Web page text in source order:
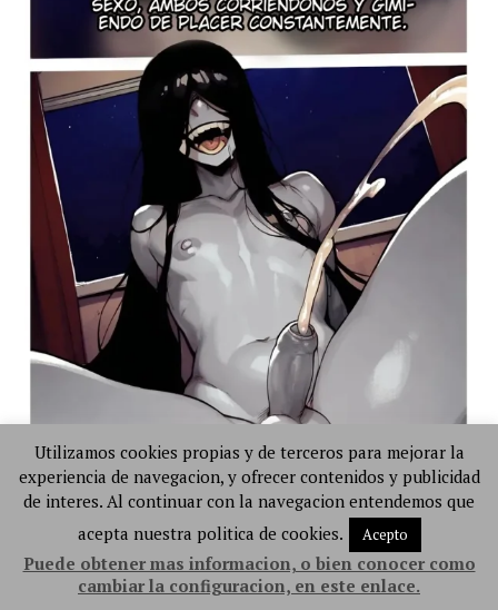
Utilizamos cookies propias y de terceros para mejorar la
experiencia de navegacion, y ofrecer contenidos y publicidad
de interes. Al continuar con la navegacion entendemos que
acepta nuestra politica de cookies.
Acepto
Puede obtener mas informacion, o bien conocer como
cambiar la configuracion, en este enlace.